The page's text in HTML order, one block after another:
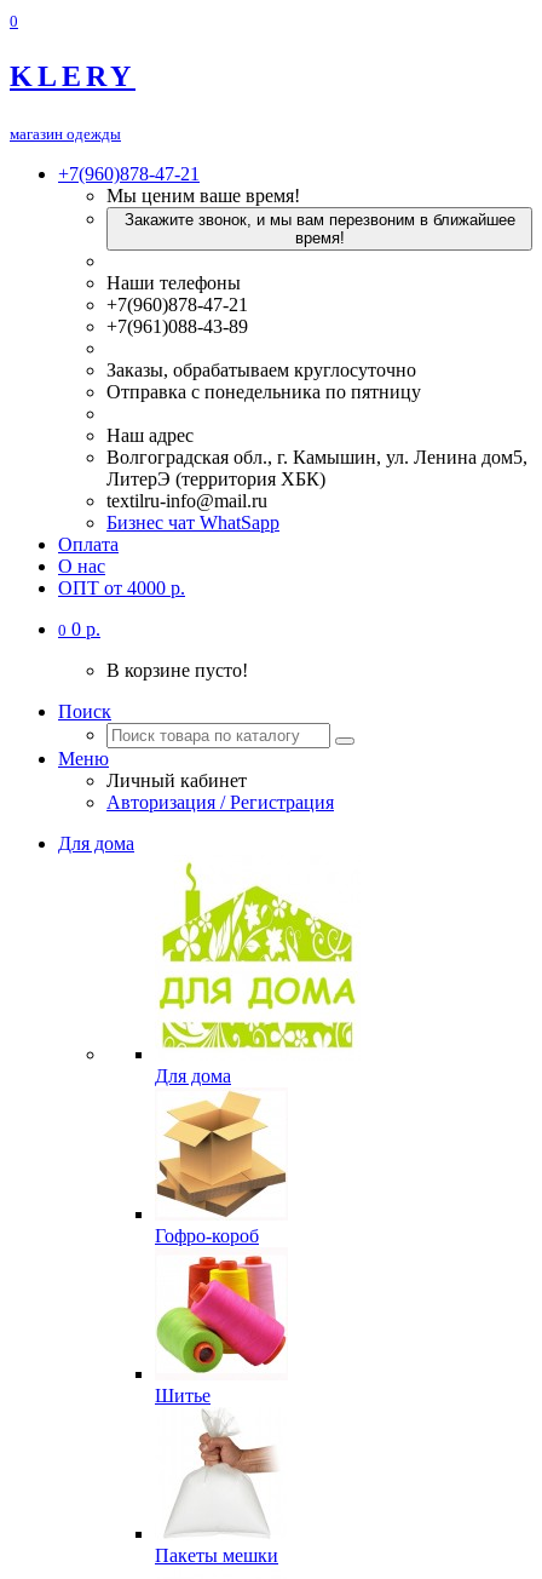
0
KLERY
магазин одежды
+7(960)878-47-21
Мы ценим ваше время!
Закажите звонок, и мы вам перезвоним в ближайшее
время!
Наши телефоны
+7(960)878-47-21
+7(961)088-43-89
Заказы, обрабатываем круглосуточно
Отправка с понедельника по пятницу
Наш адрес
Волгоградская обл., г. Камышин, ул. Ленина дом5,
ЛитерЭ (территория ХБК)
textilru-info@mail.ru
Бизнес чат WhatSapp
Оплата
О нас
ОПТ от 4000 р.
0 0 р.
В корзине пусто!
Поиск
Меню
Личный кабинет
Авторизация / Регистрация
Для дома
Для дома
Гофро-короб
Шитье
Пакеты мешки